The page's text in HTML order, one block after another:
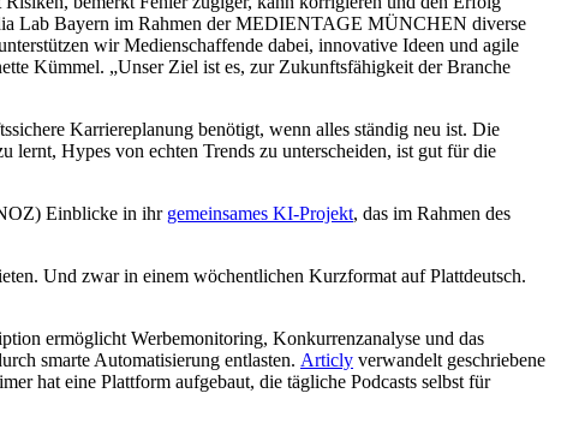
Lab Bayern im Rahmen der MEDIENTAGE MÜNCHEN diverse
wir Medienschaffende dabei, innovative Ideen und agile
Kümmel. „Unser Ziel ist es, zur Zukunftsfähigkeit der Branche
Karriereplanung benötigt, wenn alles ständig neu ist. Die
Hypes von echten Trends zu unterscheiden, ist gut für die
Einblicke in ihr gemeinsames KI-Projekt, das im Rahmen des
Und zwar in einem wöchentlichen Kurzformat auf Plattdeutsch.
ermöglicht Werbemonitoring, Konkurrenzanalyse und das
smarte Automatisierung entlasten. Articly verwandelt geschriebene
hat eine Plattform aufgebaut, die tägliche Podcasts selbst für